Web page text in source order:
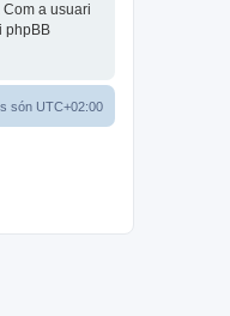
a usuari
phpBB
són UTC+02:00